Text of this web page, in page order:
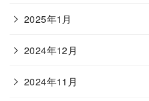
2025年1月
2024年12月
2024年11月